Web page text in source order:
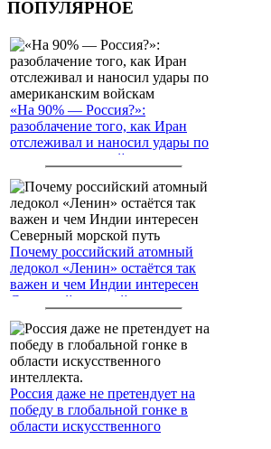
ПОПУЛЯРНОЕ
«На 90% — Россия?»:
разоблачение того, как Иран
отслеживал и наносил удары по
американским войскам
Почему российский атомный
ледокол «Ленин» остаётся так
важен и чем Индии интересен
Северный морской путь
Россия даже не претендует на
победу в глобальной гонке в
области искусственного